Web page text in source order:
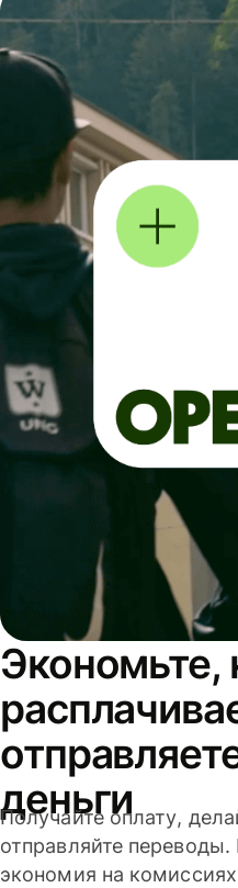
Экономьте,
деньги
Получайте оплату,
отправляйте
экономия на